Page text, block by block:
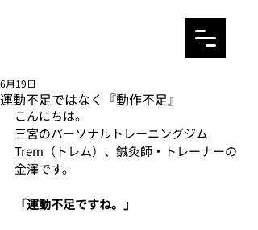
運動不足ではなく『動作不足』
6月19日
こんにちは。
三宮のパーソナルトレーニングジム
Trem（トレム）、鍼灸師・トレーナーの
金澤です。
「運動不足ですね。」